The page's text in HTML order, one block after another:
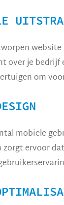
over je
om
mobiele
zorgt ervoor